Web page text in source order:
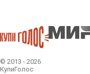
© 2013 - 2026
КупиГолос